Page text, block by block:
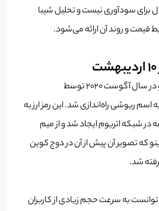
برای سودآوری نیست و تحلیل شیبا
قیمت و روند آن ارائه می‌شود.
پروژه ارز دیجیتال شیبا اینو در سال آگوست 2020 توسط
ریوشی راه‌اندازی شد. این رمز ارز به
شبکه اتریوم ایجاد شد و از میم
که تصویر آن پیش از آن در دوج کوین
شد.
توانست به سرعت حجم زیادی از کاربران